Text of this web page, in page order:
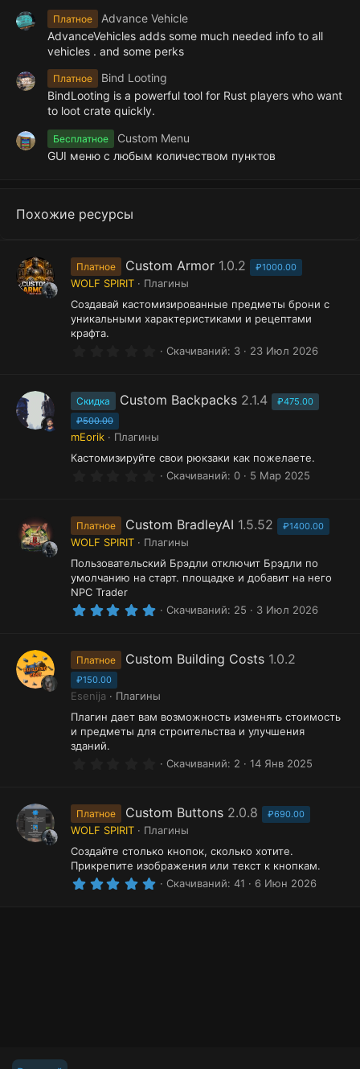
Платное
Advance Vehicle
AdvanceVehicles adds some much needed info to all
vehicles . and some perks
Платное
Bind Looting
BindLooting is a powerful tool for Rust players who want
to loot crate quickly.
Бесплатное
Custom Menu
GUI меню с любым количеством пунктов
Похожие ресурсы
Платное Custom Armor 1.0.2 ₽1000.00
WOLF SPIRIT
Плагины
Создавай кастомизированные предметы брони с
уникальными характеристиками и рецептами
крафта.
0
з
з
Скачиваний 3 23 Июл 2026
Скидка Custom Backpacks 2.1.4
₽475.00
₽500.00
mEorik
Плагины
Кастомизируйте свои рюкзаки как пожелаете.
0
з
в
ё
з
д
Скачиваний 0 5 Мар 2025
Платное Custom BradleyAI 1.5.52 ₽1400.00
WOLF SPIRIT
Плагины
Пользовательский Брэдли отключит Брэдли по
умолчанию на старт. площадке и добавит на него
NPC Trader
5
з
в
з
Скачиваний 25 3 Июл 2026
Платное Custom Building Costs 1.0.2
₽150.00
Esenija
Плагины
Плагин дает вам возможность изменять стоимость
и предметы для строительства и улучшения
зданий.
0
з
в
ё
з
д
Скачиваний 2 14 Янв 2025
Платное Custom Buttons 2.0.8 ₽690.00
WOLF SPIRIT
Плагины
Создайте столько кнопок, сколько хотите.
Прикрепите изображения или текст к кнопкам.
5 Скачиваний 41 6 Июн 2026